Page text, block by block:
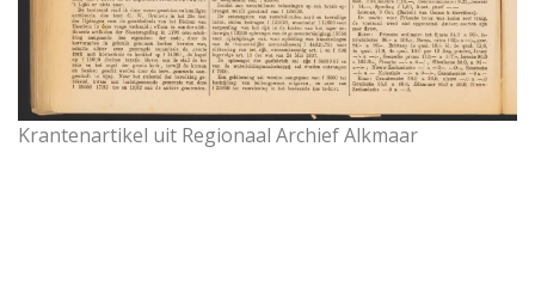
Krantenartikel uit Regionaal Archief Alkmaar